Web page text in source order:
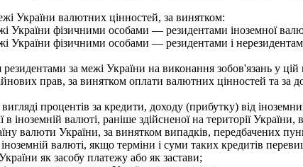
України валютних цінностей, за винятком:
України фізичними особами — резидентами іноземної
України фізичними особами — резидентами і
за межі України на виконання зобов'язань у
прав, за винятком оплати валютних цінностей та за
процентів за кредити, доходу (прибутку) від
іноземній валюті, раніше здійсненої на території України,
валюти України, за винятком випадків, передбачених
валюті, якщо терміни і суми таких кредитів
як засобу платежу або як застави;